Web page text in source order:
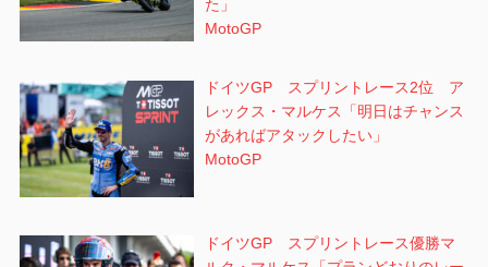
た」
MotoGP
ドイツGP スプリントレース2位 ア
レックス・マルケス「明日はチャンス
があればアタックしたい」
MotoGP
ドイツGP スプリントレース優勝マ